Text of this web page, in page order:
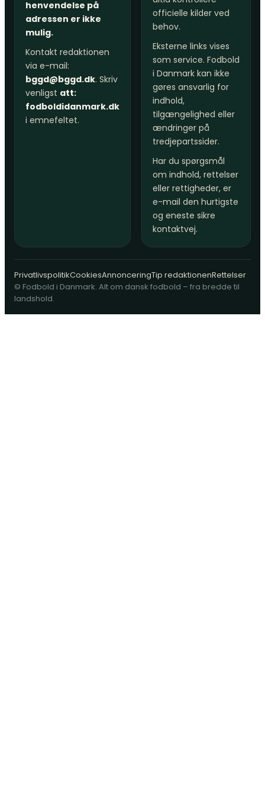
henvendelse på
adressen er ikke
mulig.
Kontakt redaktionen
via e-mail:
bggd@bggd.dk. Skriv
venligst att:
fodboldidanmark.dk
i emnefeltet.
officielle kilder ved
behov.
Eksterne links vises
som service. Fodbold
i Danmark kan ikke
gøres ansvarlig for
indhold,
tilgængelighed eller
ændringer på
tredjepartssider.
Har du spørgsmål
om indhold, rettelser
eller rettigheder, er
e-mail den hurtigste
og eneste sikre
kontaktvej.
PrivatlivspolitikCookiesAnnonceringTip redaktionenRettelser
© Fodbold i Danmark. Alt om dansk fodbold – fra bredde til
landshold.